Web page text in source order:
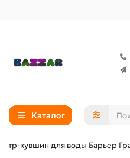
Каталог
кувшин для воды Барьер